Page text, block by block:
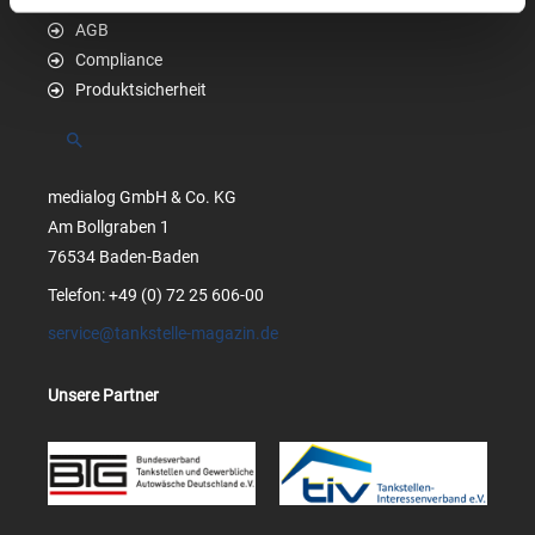
AGB
Compliance
Produktsicherheit
Suchen
medialog GmbH & Co. KG
Am Bollgraben 1
76534 Baden-Baden
Telefon: +49 (0) 72 25 606-00
service@tankstelle-magazin.de
Unsere Partner